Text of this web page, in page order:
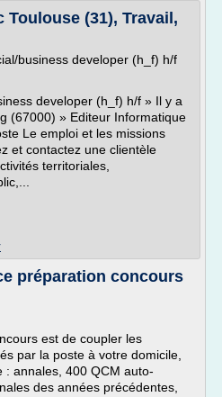
(31), Travail,
business developer (h_f) h/f
developer (h_f) h/f » Il y a
(67000) » Editeur Informatique
Le emploi et les missions
et contactez une clientèle
territoriales,
préparation concours
est de coupler les
par la poste à votre domicile,
: annales, 400 QCM auto-
des années précédentes,